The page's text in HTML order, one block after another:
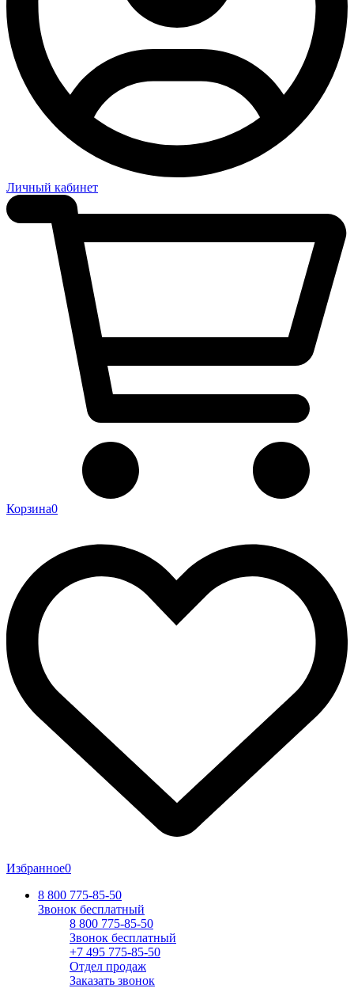
Личный кабинет
Корзина0
Избранное0
8 800 775-85-50
Звонок бесплатный
8 800 775-85-50
Звонок бесплатный
+7 495 775-85-50
Отдел продаж
Заказать звонок